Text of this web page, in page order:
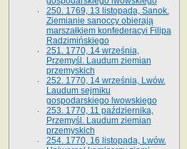
250. 1769, 13 listopada, Sanok.
Ziemianie sanoccy obierają
marszałkiem konfederacyi Filipa
Radzimińskiego
251. 1770, 14 września,
Przemyśl. Laudum ziemian
przemyskich
252. 1770, 14 września, Lwów.
Laudum sejmiku
gospodarskiego lwowskiego
253. 1770, 11 października,
Przemyśl. Laudum ziemian
przemyskich
254. 1770, 16 listopada, Lwów.